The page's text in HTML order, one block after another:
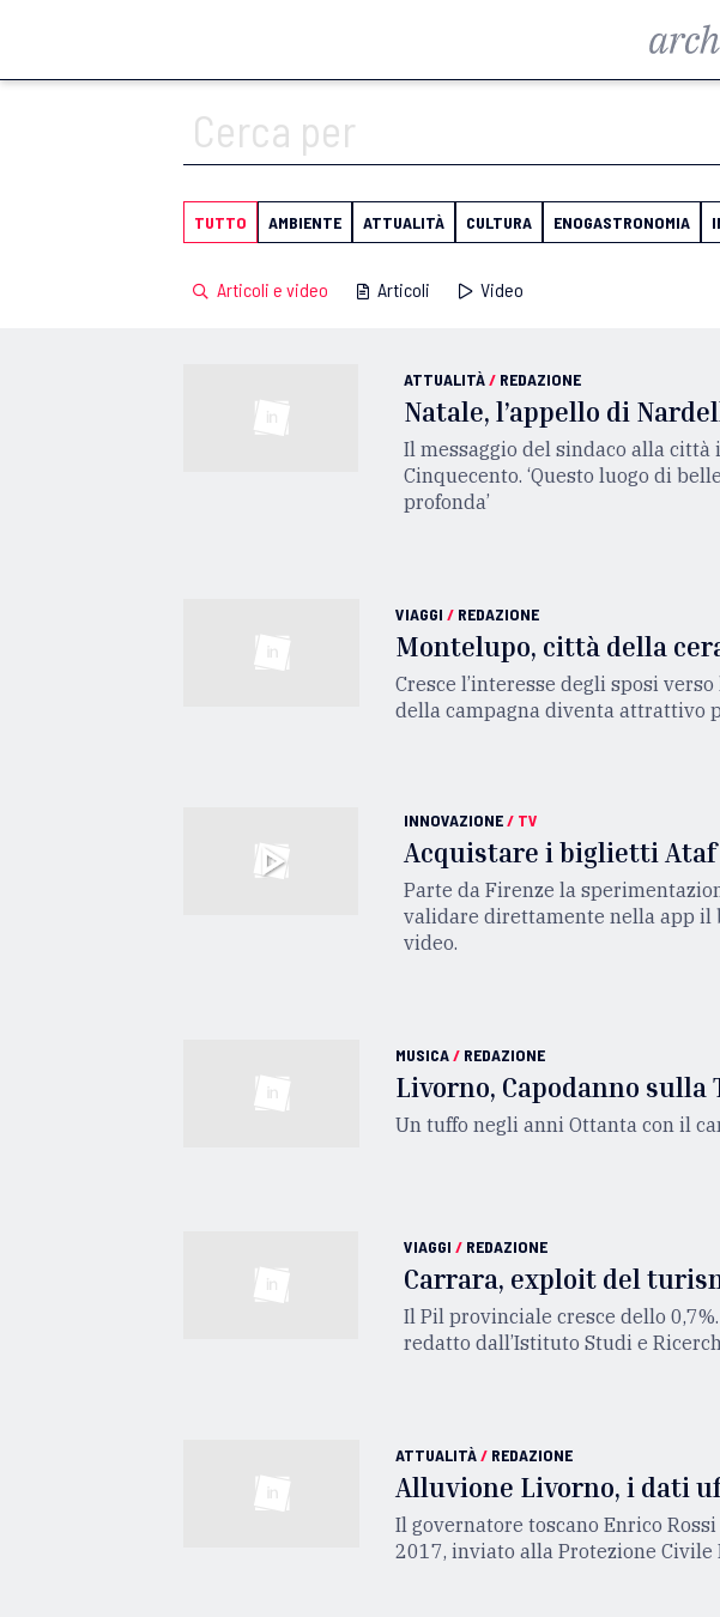
TUTTO AMBIENTE ATTUALITÀ CULTURA ENOGASTRONOMIA
Articoli e video Articoli Video
ATTUALITÀ/ REDAZIONE
Natale, l’appello di
Il messaggio del sindaco alla
Cinquecento. ‘Questo luogo di
profonda’
VIAGGI/ REDAZIONE
Montelupo, città della
Cresce l’interesse degli sposi
della campagna diventa attrattivo
INNOVAZIONE/ TV
Acquistare i biglietti Ataf
Parte da Firenze la
validare direttamente nella app il
video.
MUSICA/ REDAZIONE
Livorno, Capodanno sulla
Un tuffo negli anni Ottanta con il
VIAGGI / REDAZIONE
Carrara, exploit del
Il Pil provinciale cresce dello
redatto dall’Istituto Studi e
ATTUALITÀ/ REDAZIONE
Alluvione Livorno, i dati
Il governatore toscano Enrico
2017, inviato alla Protezione